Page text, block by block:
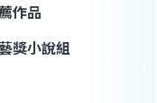
作品
獎小說組